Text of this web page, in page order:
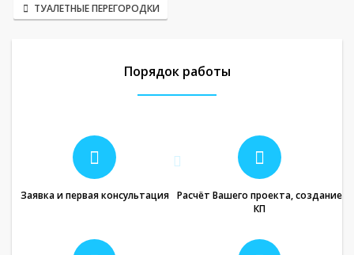
ТУАЛЕТНЫЕ ПЕРЕГОРОДКИ
Порядок работы
Заявка и первая консультация
Расчёт Вашего проекта, создание
КП